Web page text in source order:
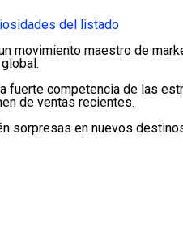
del listado
movimiento maestro de
fuerte competencia de las
de ventas recientes.
sorpresas en nuevos